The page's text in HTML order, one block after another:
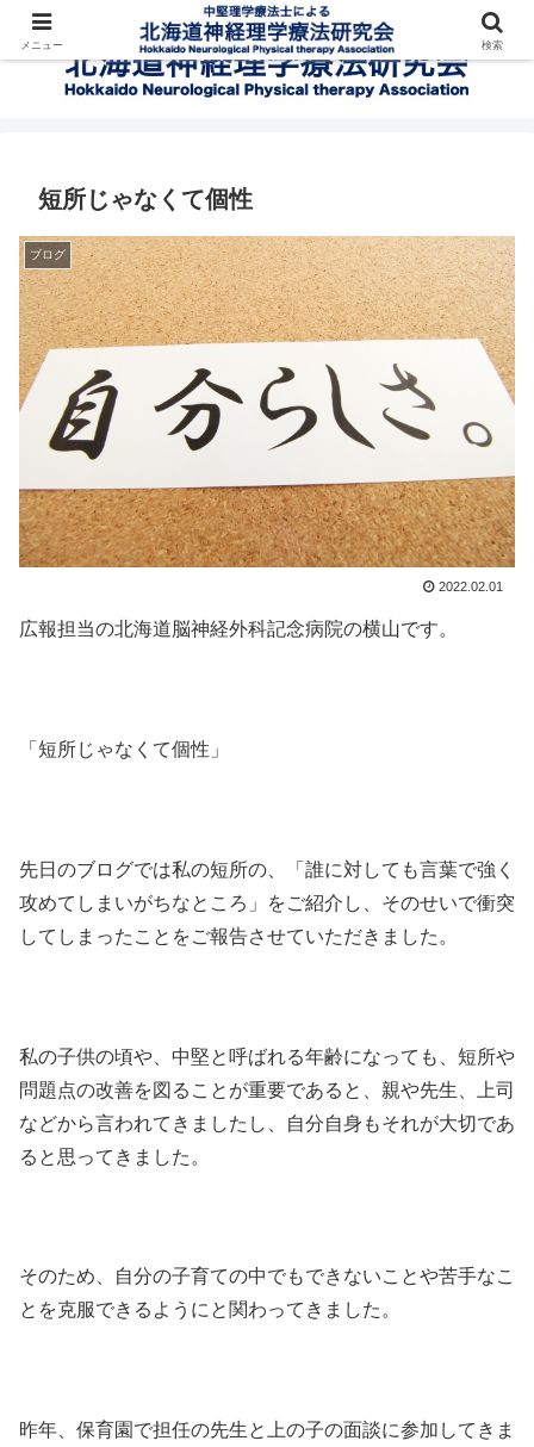
短所じゃなくて個性
ブログ
2022.02.01
広報担当の北海道脳神経外科記念病院の横山です。
「短所じゃなくて個性」
先日のブログでは私の短所の、「誰に対しても言葉で強く
攻めてしまいがちなところ」をご紹介し、そのせいで衝突
してしまったことをご報告させていただきました。
私の子供の頃や、中堅と呼ばれる年齢になっても、短所や
問題点の改善を図ることが重要であると、親や先生、上司
などから言われてきましたし、自分自身もそれが大切であ
ると思ってきました。
そのため、自分の子育ての中でもできないことや苦手なこ
とを克服できるようにと関わってきました。
昨年、保育園で担任の先生と上の子の面談に参加してきま
メニュー 検索